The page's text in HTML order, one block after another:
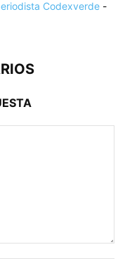
Codexverde -